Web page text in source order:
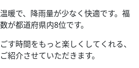
暖で、降雨量が少なく快適です。福
が都道府県内8位です。
す時間をもっと楽しくしてくれる、
紹介させていただきます。